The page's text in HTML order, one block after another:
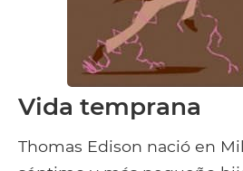
Vida temprana
Thomas Edison nació en